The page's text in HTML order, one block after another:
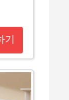
기